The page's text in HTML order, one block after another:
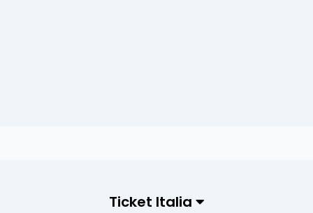
Ticket Italia